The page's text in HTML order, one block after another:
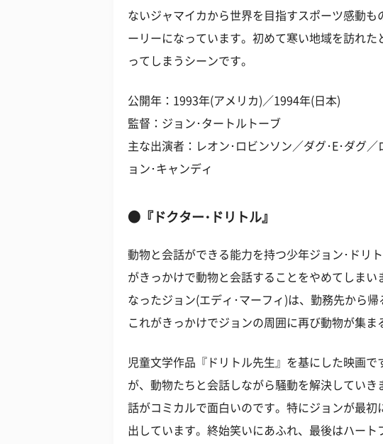
ないジャマイカから世界を目指すスポーツ感動も
ーリーになっています。初めて寒い地域を訪れ
ってしまうシーンです。
公開年：1993年(アメリカ)／1994年(日本)
監督：ジョン･タートルトーブ
主な出演者：レオン･ロビンソン／ダグ･E･ダグ
ョン･キャンディ
●『ドクター･ドリトル』
動物と会話ができる能力を持つ少年ジョン･ドリ
がきっかけで動物と会話することをやめてしまい
なったジョン(エディ･マーフィ)は、勤務先から帰
これがきっかけでジョンの周囲に再び動物が集
児童文学作品『ドリトル先生』を基にした映画
が、動物たちと会話しながら騒動を解決してい
話がコミカルで面白いのです。特にジョンが最初
出しています。終始笑いにあふれ、最後はハート